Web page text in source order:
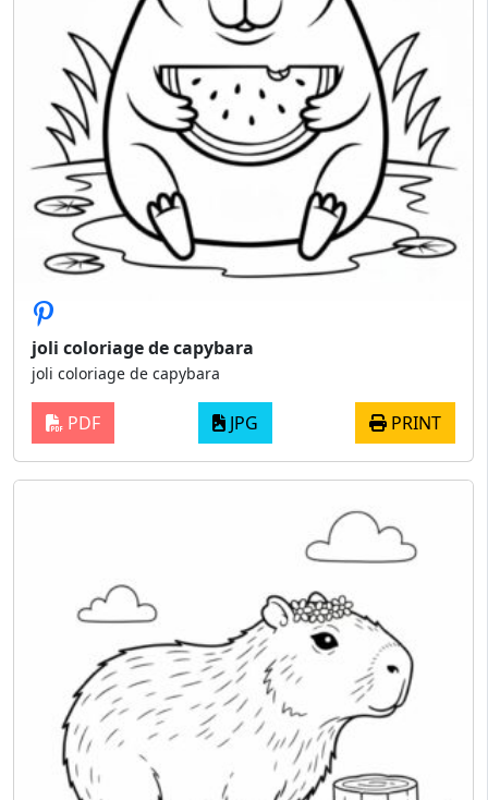
joli coloriage de capybara
joli coloriage de capybara
PDF JPG PRINT